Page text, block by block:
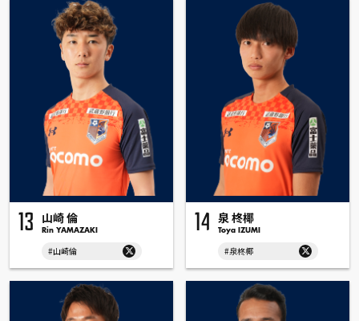
13 山崎 倫
Rin YAMAZAKI
#山崎倫
14 泉 柊椰
Toya IZUMI
#泉柊椰